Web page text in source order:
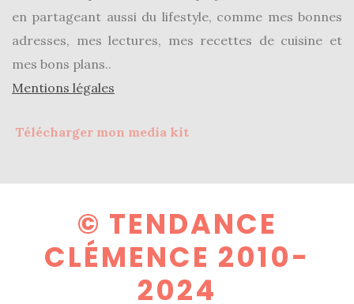
ARCHIVES
DU BLOG
en partageant aussi du lifestyle, comme mes bonnes
adresses, mes lectures, mes recettes de cuisine et
mes bons plans..
Mentions légales
Télécharger mon media kit
© TENDANCE
CLÉMENCE 2010-
2024